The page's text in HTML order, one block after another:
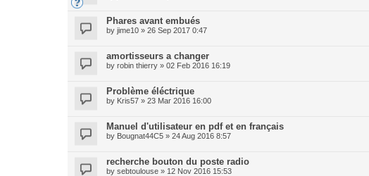
Phares avant embués
by jime10 » 26 Sep 2017 0:47
amortisseurs a changer
by robin thierry » 02 Feb 2016 16:19
Problème éléctrique
by Kris57 » 23 Mar 2016 16:00
Manuel d'utilisateur en pdf et en français
by Bougnat44C5 » 24 Aug 2016 8:57
recherche bouton du poste radio
by sebtoulouse » 12 Nov 2016 15:53